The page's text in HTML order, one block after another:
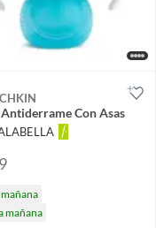
Con Asas
mañana
mañana